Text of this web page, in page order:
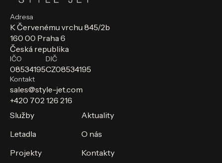
Adresa
K Červenému vrchu 845/2b
160 00 Praha 6
Česká republika
IČO
08534195
DIČ
CZ08534195
Kontakt
sales@style-jet.com
+420 702 126 216
Služby
Letadla
Projekty
Aktuality
O nás
Kontakty